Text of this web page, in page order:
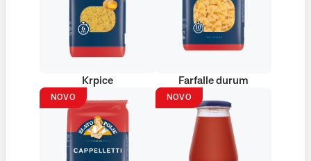
Krpice Farfalle durum
NOVO NOVO